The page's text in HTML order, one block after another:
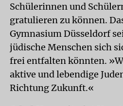
Schülerinnen und
gratulieren zu können.
Gymnasium Düsseldorf
jüdische Menschen sich
frei entfalten könnten.
aktive und lebendige
Richtung Zukunft.«